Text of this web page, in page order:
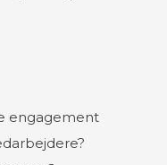
engagement